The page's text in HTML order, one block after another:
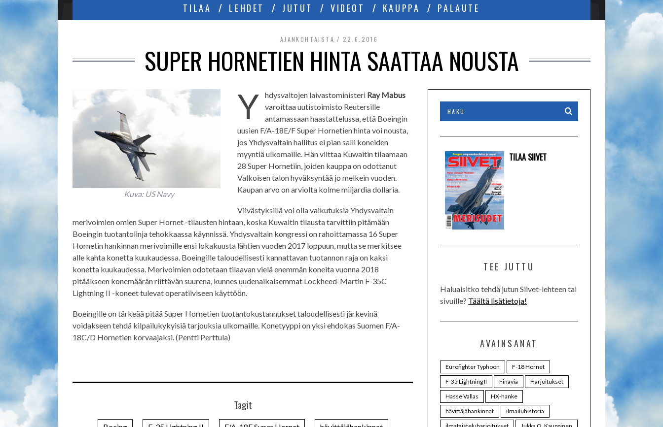
TILAA LEHDET JUTUT VIDEOT KAUPPA PALAUTE
AJANKOHTAISTA 22.6.2016
SUPER HORNETIEN HINTA SAATTAA NOUSTA
Kuva: US Navy
Y hdysvaltojen laivastoministeri Ray Mabus
varoittaa uutistoimisto Reutersille
antamassaan haastattelussa, että Boeingin
uusien F/A-18E/F Super Hornetien hinta voi nousta,
jos Yhdysvaltain hallitus ei pian salli koneiden
myyntiä ulkomaille. Hän viittaa Kuwaitin tilaamaan
28 Super Hornetiin, joiden kauppa on odottanut
Valkoisen talon hyväksyntää jo melkein vuoden.
Kaupan arvo on arviolta kolme miljardia dollaria.
Viivästyksillä voi olla vaikutuksia Yhdysvaltain
merivoimien omien Super Hornet -tilausten hintaan, koska Kuwaitin tilausta tarvittiin pitämään
Boeingin tuotantolinja tehokkaassa käynnissä. Yhdysvaltain kongressi on rahoittamassa 16 Super
Hornetin hankinnan merivoimille ensi lokakuusta lähtien vuoden 2017 loppuun, mutta se merkitsee
alle kahta konetta kuukaudessa. Boeingille taloudellisesti kannattavan tuotannon raja on kaksi
konetta kuukaudessa. Merivoimien odotetaan tilaavan vielä enemmän koneita vuonna 2018
pitääkseen konemäärän riittävän suurena, kunnes uudenaikaisemmat Lockheed-Martin F-35C
Lightning II -koneet tulevat operatiiviseen käyttöön.
Boeingille on tärkeää pitää Super Hornetien tuotantokustannukset taloudellisesti järkevinä
voidakseen tehdä kilpailukykyisiä tarjouksia ulkomaille. Konetyyppi on yksi ehdokas Suomen F/A-
18C/D Hornetien korvaajaksi. (Pentti Perttula)
Tagit
TILAA SIIVET
TEE JUTTU
Haluaisitko tehdä jutun Siivet-lehteen tai
sivuille? Täältä lisätietoja!
AVAINSANAT
Eurofighter Typhoon
F-18 Hornet
F-35 Lightning II
Finavia
Harjoitukset
Hasse Vallas
HX-hanke
hävittäjähankinnat
ilmailuhistoria